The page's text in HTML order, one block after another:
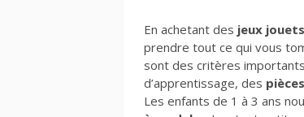
En achetant des jeux jouets
prendre tout ce qui vous
sont des critères
d’apprentissage, des pièces
Les enfants de 1 à 3 ans